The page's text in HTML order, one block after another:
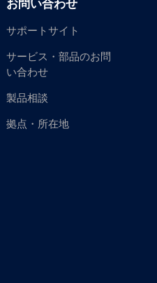
お問い合わせ
サポートサイト
サービス・部品のお問
い合わせ
製品相談
拠点・所在地